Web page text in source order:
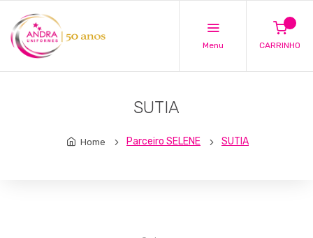
Menu CARRINHO
SUTIA
Home Parceiro SELENE SUTIA